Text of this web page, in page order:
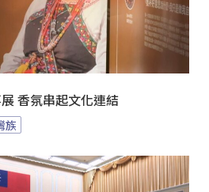
香氛串起文化連結
族